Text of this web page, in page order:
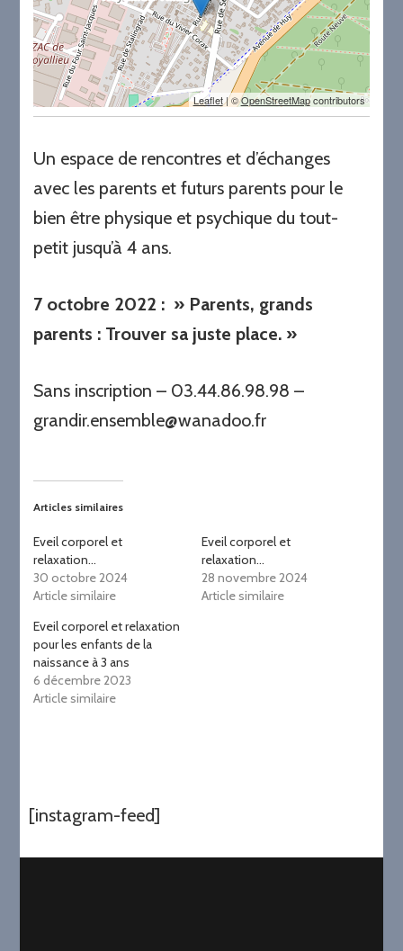
Leaflet| ©OpenStreetMapcontributors
Un espace de rencontres et d’échanges
avec les parents et futurs parents pour le
bien être physique et psychique du tout-
petit jusqu’à 4 ans.
7 octobre 2022 : » Parents, grands
parents : Trouver sa juste place. »
Sans inscription – 03.44.86.98.98 –
grandir.ensemble@wanadoo.fr
Articles similaires
Eveil corporel et
relaxation…
30 octobre 2024
Article similaire
Eveil corporel et
relaxation…
28 novembre 2024
Article similaire
Eveil corporel et relaxation
pour les enfants de la
naissance à 3 ans
6 décembre 2023
Article similaire
[instagram-feed]